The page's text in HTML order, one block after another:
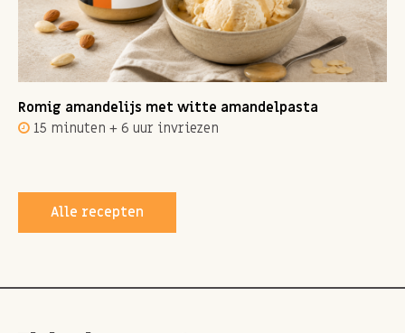
Romig amandelijs met witte amandelpasta
15 minuten + 6 uur invriezen
Alle recepten